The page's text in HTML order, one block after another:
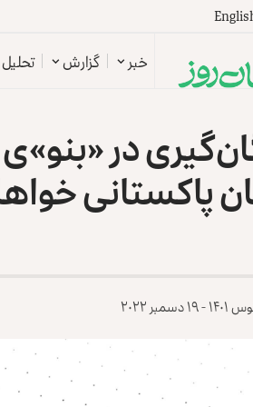
خبر گزارش تحلیل
در
پاکستانی